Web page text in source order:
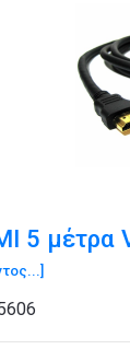
5 μέτρα